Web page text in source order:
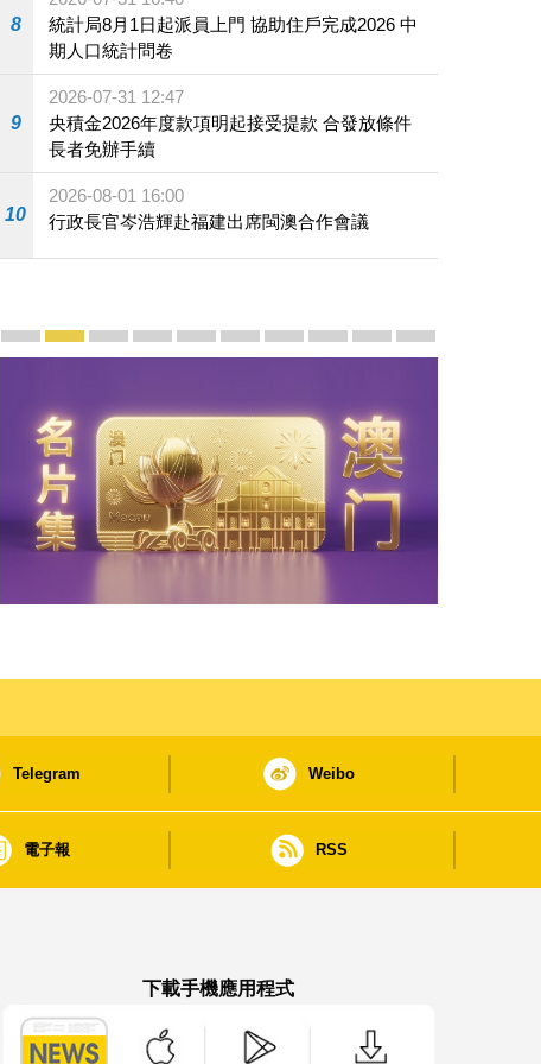
8
統計局8月1日起派員上門 協助住戶完成2026 中
期人口統計問卷
9
2026-07-31 12:47
央積金2026年度款項明起接受提款 合發放條件
長者免辦手續
10
2026-08-01 16:00
行政長官岑浩輝赴福建出席閩澳合作會議
宣傳及推廣
賡續中葡傳統友誼 續寫“一國兩制”新篇章 — 澳門“一國
澳門名片集
行政長官岑浩輝11月18日發表2026年施政報
施政特寫澳門特別行政區經濟和社會發展第
橫琴粵澳深度合作區專題網站
施政小講堂
走進澳門澳門相簿2020
《澳门微视
Telegram Weibo
電子報 RSS
下載手機應用程式